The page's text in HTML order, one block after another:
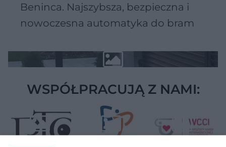
Beninca. Najszybsza, bezpieczna i
nowoczesna automatyka do bram
WSPÓŁPRACUJĄ Z NAMI: